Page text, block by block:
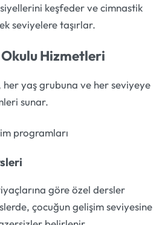
keşfeder ve cimnastik
seviyelere taşırlar.
Hizmetleri
her yaş grubuna ve her seviyeye
sunar.
programları
göre özel dersler
çocuğun gelişim seviyesine